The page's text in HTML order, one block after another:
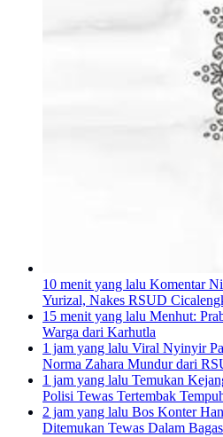
10 menit yang lalu Komentar
Yurizal, Nakes RSUD
15 menit yang lalu Menhut:
Warga dari Karhutla
1 jam yang lalu Viral Nyinyir
Norma Zahara Mundur dari
1 jam yang lalu Temukan
Polisi Tewas Tertembak
2 jam yang lalu Bos Konter
Ditemukan Tewas Dalam